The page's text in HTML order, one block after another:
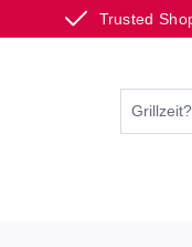
Trusted